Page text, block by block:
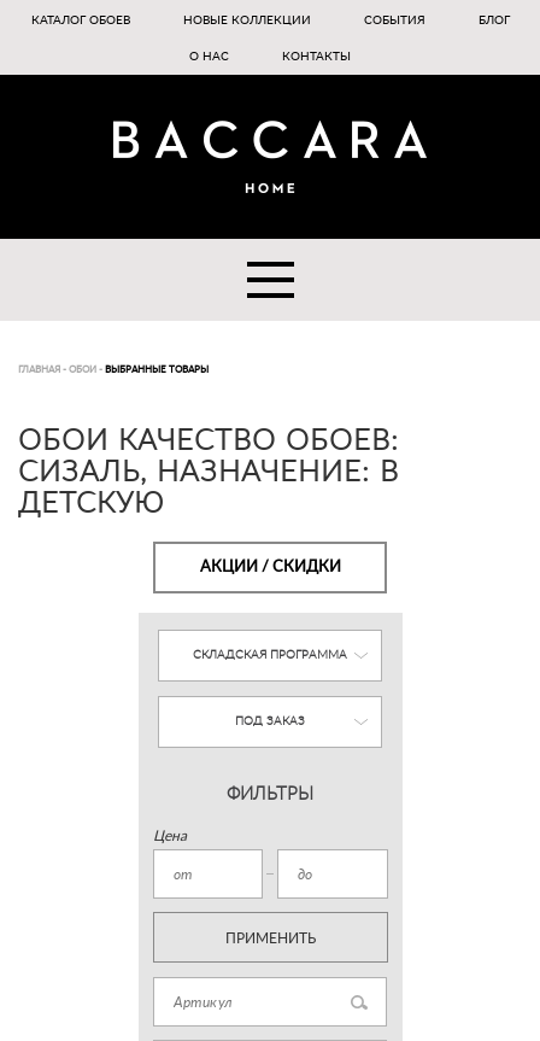
КАТАЛОГ ОБОЕВ НОВЫЕ КОЛЛЕКЦИИ СОБЫТИЯ БЛОГ
О НАС КОНТАКТЫ
ГЛАВНАЯ - ОБОИ - ВЫБРАННЫЕ ТОВАРЫ
ОБОИ КАЧЕСТВО ОБОЕВ:
СИЗАЛЬ, НАЗНАЧЕНИЕ: В
ДЕТСКУЮ
АКЦИИ / СКИДКИ
СКЛАДСКАЯ ПРОГРАММА
ПОД ЗАКАЗ
ФИЛЬТРЫ
Цена
ПРИМЕНИТЬ